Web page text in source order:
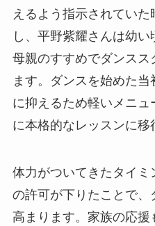
えるよう指示されてい
し、平野紫耀さんは幼い
母親のすすめでダンスス
ます。ダンスを始めた
に抑えるため軽いメニュ
に本格的なレッスンに移
体力がついてきたタイミ
の許可が下りたことで
高まります。家族の応